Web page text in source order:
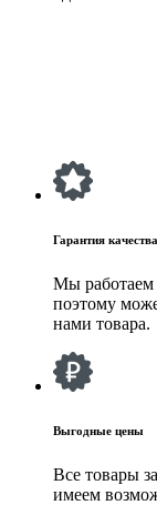
Гарантия качества
Мы работаем
поэтому
нами товара.
Выгодные цены
Все товары
имеем